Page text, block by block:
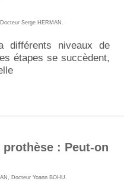
Docteur Serge HERMAN .
différents niveaux de
étapes se succèdent,
: Peut-on
Docteur Yoann BOHU